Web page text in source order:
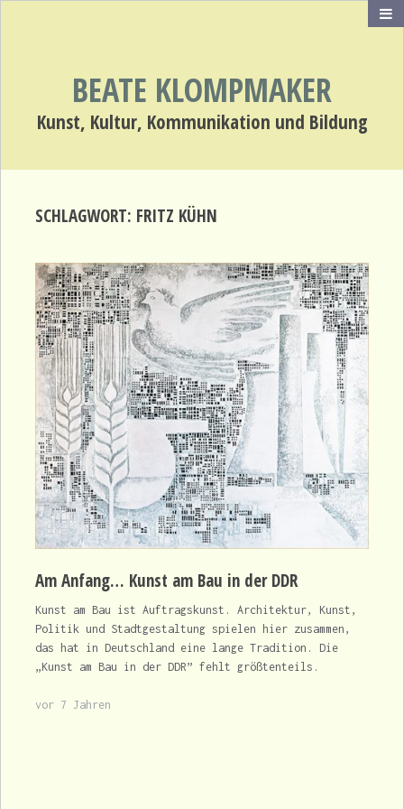
BEATE KLOMPMAKER
Kunst, Kultur, Kommunikation und Bildung
SCHLAGWORT: FRITZ KÜHN
Am Anfang… Kunst am Bau in der DDR
Kunst am Bau ist Auftragskunst. Architektur, Kunst,
Politik und Stadtgestaltung spielen hier zusammen,
das hat in Deutschland eine lange Tradition. Die
„Kunst am Bau in der DDR” fehlt größtenteils.
vor 7 Jahren